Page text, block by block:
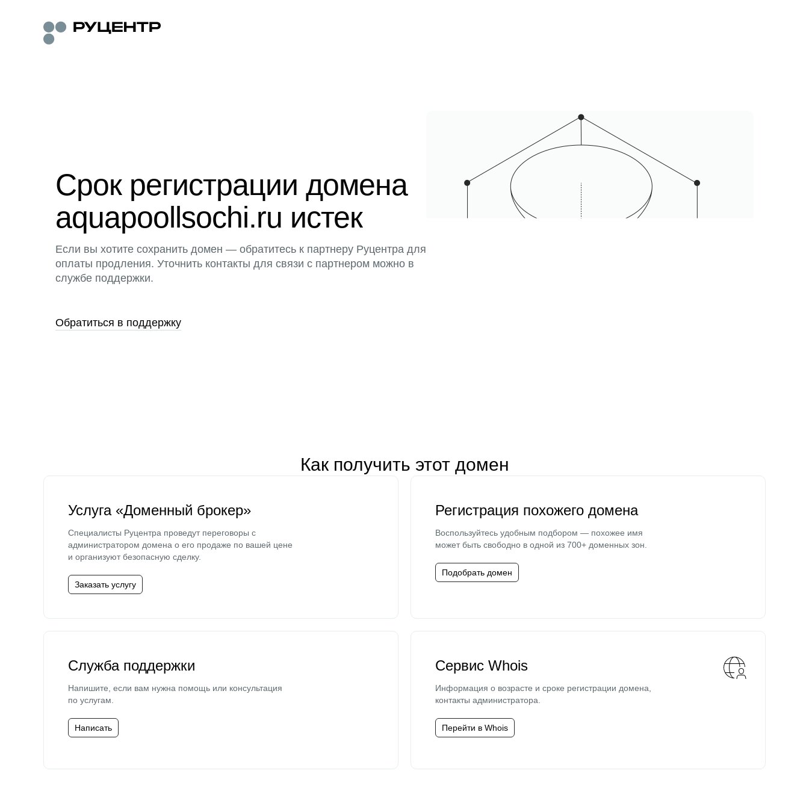
Срок регистрации домена
aquapoollsochi.ru истек
Если вы хотите сохранить домен — обратитесь к партнеру Руцентра для
оплаты продления. Уточнить контакты для связи с партнером можно в
службе поддержки.
Обратиться в поддержку
Как получить этот домен
Услуга «Доменный брокер»
Специалисты Руцентра проведут переговоры с
администратором домена о его продаже по вашей цене
и организуют безопасную сделку.
Заказать услугу
Регистрация похожего домена
Воспользуйтесь удобным подбором — похожее имя
может быть свободно в одной из 700+ доменных зон.
Подобрать домен
Служба поддержки
Напишите, если вам нужна помощь или консультация
по услугам.
Написать
Сервис Whois
Информация о возрасте и сроке регистрации домена,
контакты администратора.
Перейти в Whois